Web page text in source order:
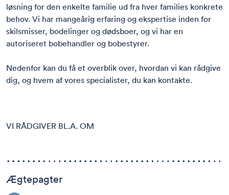
løsning for den enkelte familie ud fra hver families konkrete
behov. Vi har mangeårig erfaring og ekspertise inden for
skilsmisser, bodelinger og dødsboer, og vi har en
autoriseret bobehandler og bobestyrer.
Nedenfor kan du få et overblik over, hvordan vi kan rådgive
dig, og hvem af vores specialister, du kan kontakte.
VI RÅDGIVER BL.A. OM
Ægtepagter